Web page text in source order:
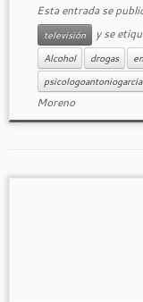
Esta entrada se
televisión
y se
Alcohol
drogas
psicologoantoniogarcia
Moreno